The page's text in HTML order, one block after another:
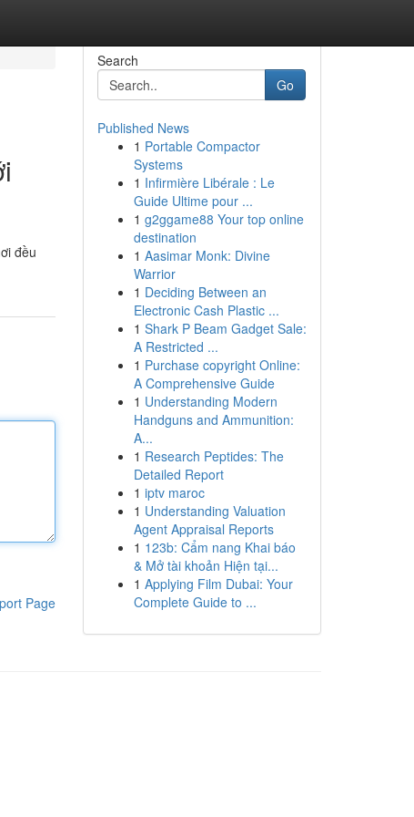
đều
Page
Search
Go
Published News
1 Portable Compactor
Systems
1 Infirmière Libérale : Le
Guide Ultime pour ...
1 g2ggame88 Your top online
destination
1 Aasimar Monk: Divine
Warrior
1 Deciding Between an
Electronic Cash Plastic ...
1 Shark P Beam Gadget Sale:
A Restricted ...
1 Purchase copyright Online:
A Comprehensive Guide
1 Understanding Modern
Handguns and Ammunition:
A...
1 Research Peptides: The
Detailed Report
1 iptv maroc
1 Understanding Valuation
Agent Appraisal Reports
1 123b: Cẩm nang Khai báo
& Mở tài khoản Hiện tại...
1 Applying Film Dubai: Your
Complete Guide to ...